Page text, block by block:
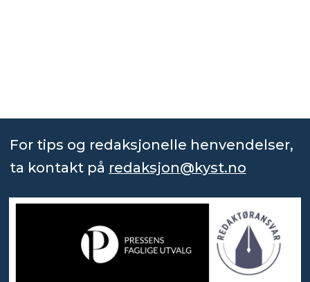
For tips og redaksjonelle henvendelser,
ta kontakt på redaksjon@kyst.no